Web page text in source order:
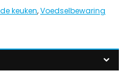
keuken,Voedselbewaring